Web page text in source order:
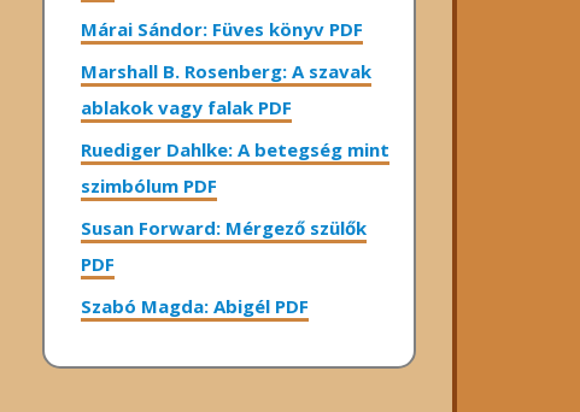
Márai Sándor: Füves könyv PDF
Marshall B. Rosenberg: A szavak
ablakok vagy falak PDF
Ruediger Dahlke: A betegség mint
szimbólum PDF
Susan Forward: Mérgező szülők
PDF
Szabó Magda: Abigél PDF